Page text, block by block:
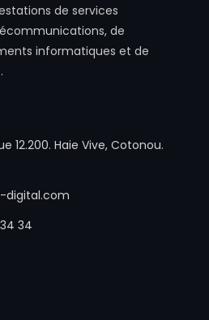
de services
de
informatiques et de
12.200. Haie Vive, Cotonou.
digital.com
34